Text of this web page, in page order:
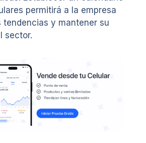
permitirá a la empresa
tendencias y mantener su
sector.